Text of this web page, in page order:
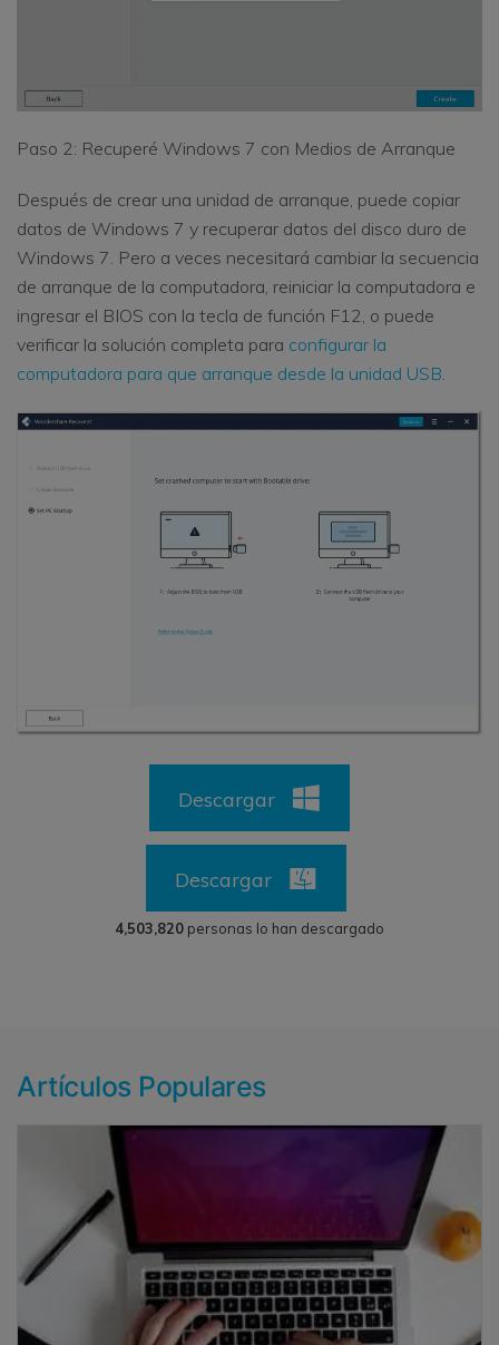
Paso 2: Recuperé Windows 7 con Medios de Arranque
Después de crear una unidad de arranque, puede copiar
datos de Windows 7 y recuperar datos del disco duro de
Windows 7. Pero a veces necesitará cambiar la secuencia
de arranque de la computadora, reiniciar la computadora e
ingresar el BIOS con la tecla de función F12, o puede
verificar la solución completa para configurar la
computadora para que arranque desde la unidad USB.
Descargar
Descargar
4,503,820 personas lo han descargado
Artículos Populares